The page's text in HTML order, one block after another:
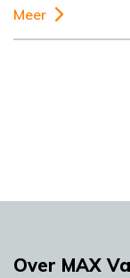
Meer
Over MAX